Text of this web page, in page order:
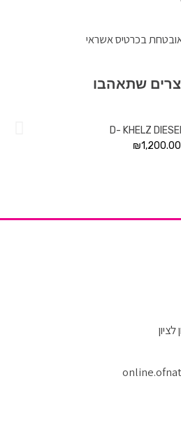
בכרטיס אשראי
שתאהבו
₪1,200.00